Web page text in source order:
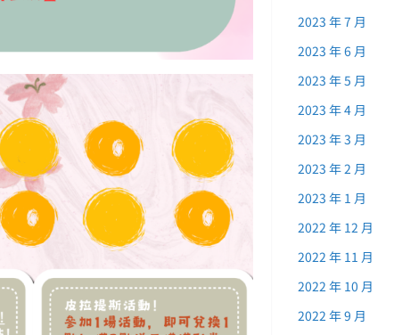
2023 年 7 月
2023 年 6 月
2023 年 5 月
2023 年 4 月
2023 年 3 月
2023 年 2 月
2023 年 1 月
2022 年 12 月
2022 年 11 月
2022 年 10 月
2022 年 9 月